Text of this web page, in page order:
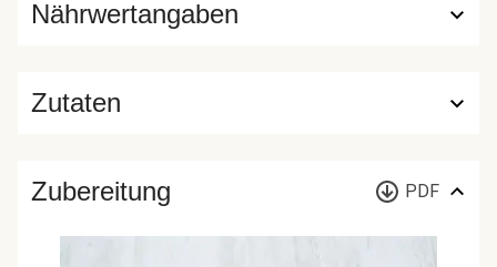
Zutaten
Nährwertangaben
Zubereitung PDF